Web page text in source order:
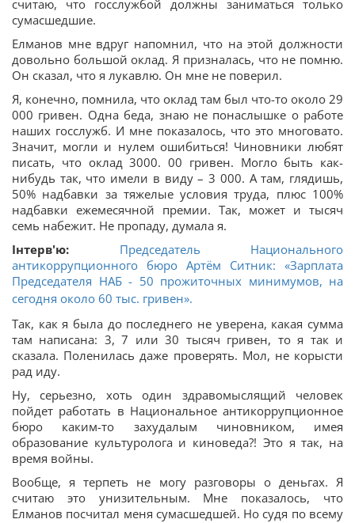
считаю, что госслужбой должны заниматься только
сумасшедшие.
Елманов мне вдруг напомнил, что на этой должности
довольно большой оклад. Я призналась, что не помню.
Он сказал, что я лукавлю. Он мне не поверил.
Я, конечно, помнила, что оклад там был что-то около 29
000 гривен. Одна беда, знаю не понаслышке о работе
наших госслужб. И мне показалось, что это многовато.
Значит, могли и нулем ошибиться! Чиновники любят
писать, что оклад 3000. 00 гривен. Могло быть как-
нибудь так, что имели в виду – 3 000. А там, глядишь,
50% надбавки за тяжелые условия труда, плюс 100%
надбавки ежемесячной премии. Так, может и тысяч
семь набежит. Не пропаду, думала я.
Інтерв'ю: Председатель Национального
антикоррупционного бюро Артём Ситник: «Зарплата
Председателя НАБ - 50 прожиточных минимумов, на
сегодня около 60 тыс. гривен».
Так, как я была до последнего не уверена, какая сумма
там написана: 3, 7 или 30 тысяч гривен, то я так и
сказала. Поленилась даже проверять. Мол, не корысти
рад иду.
Ну, серьезно, хоть один здравомыслящий человек
пойдет работать в Национальное антикоррупционное
бюро каким-то захудалым чиновником, имея
образование культуролога и киноведа?! Это я так, на
время войны.
Вообще, я терпеть не могу разговоры о деньгах. Я
считаю это унизительным. Мне показалось, что
Елманов посчитал меня сумасшедшей. Но судя по всему